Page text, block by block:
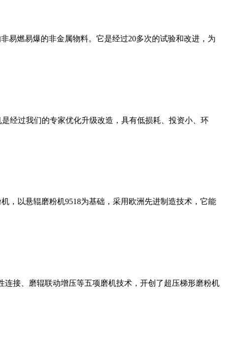
易燃易爆的非金属物料。它是经过20多次的试验和改进，为
经过我们的专家优化升级改造，具有低损耗、投资小、环
，以悬辊磨粉机9518为基础，采用欧洲先进制造技术，它能
接、磨辊联动增压等五项磨机技术，开创了超压梯形磨粉机